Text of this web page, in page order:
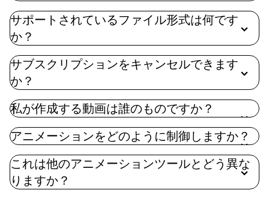
サポートされているファイル形式は何です
か？
サブスクリプションをキャンセルできます
か？
私が作成する動画は誰のものですか？
アニメーションをどのように制御しますか？
これは他のアニメーションツールとどう異な
りますか？